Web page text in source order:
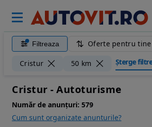
Filtreaza Oferte pentru tine
Cristur 50 km Șterge
Cristur - Autoturisme
Număr de anunțuri: 579
Cum sunt organizate anunturile?